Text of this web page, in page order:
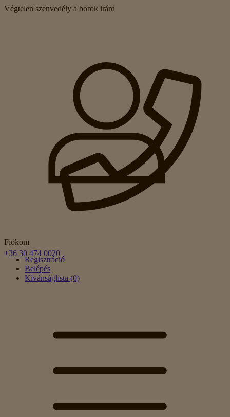
Végtelen szenvedély a borok iránt
Fiókom
Regisztráció
Belépés
Kívánságlista (0)
+36 30 474 0020